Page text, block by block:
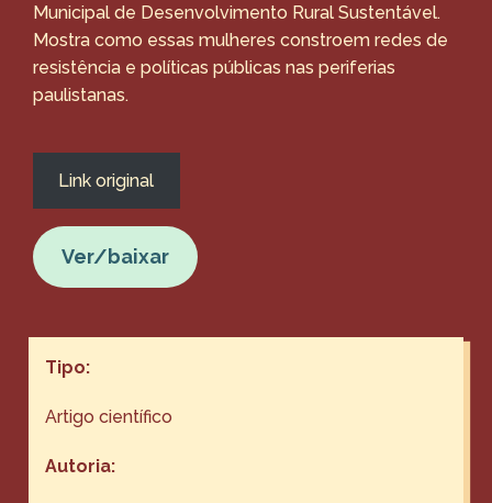
Municipal de Desenvolvimento Rural Sustentável.
Mostra como essas mulheres constroem redes de
resistência e políticas públicas nas periferias
paulistanas.
Link original
Ver/baixar
Tipo:
Artigo científico
Autoria: